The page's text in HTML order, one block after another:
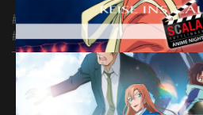
#Abenteuer #Animation #Komödie
#Familie
Heute Nächste